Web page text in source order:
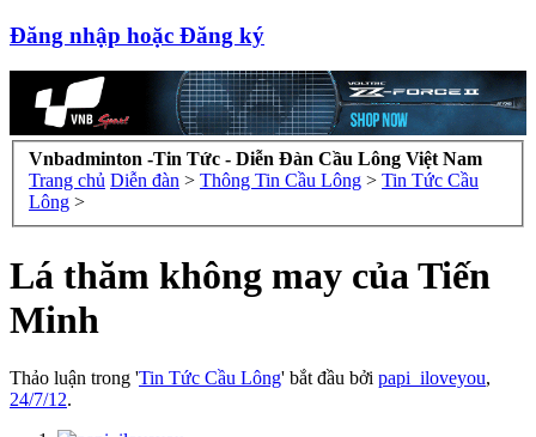
Đăng nhập hoặc Đăng ký
Vnbadminton -Tin Tức - Diễn Đàn Cầu Lông Việt Nam
Trang chủ Diễn đàn > Thông Tin Cầu Lông > Tin Tức Cầu
Lông >
Lá thăm không may của Tiến
Minh
Thảo luận trong 'Tin Tức Cầu Lông' bắt đầu bởi papi_iloveyou,
24/7/12.